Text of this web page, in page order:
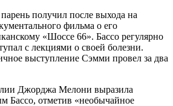
получил после выхода на
фильма о его
«Шоссе 66». Бассо регулярно
с лекциями о своей болезни.
выступление Сэмми провел за два
Джорджа Мелони выразила
Бассо, отметив «необычайное